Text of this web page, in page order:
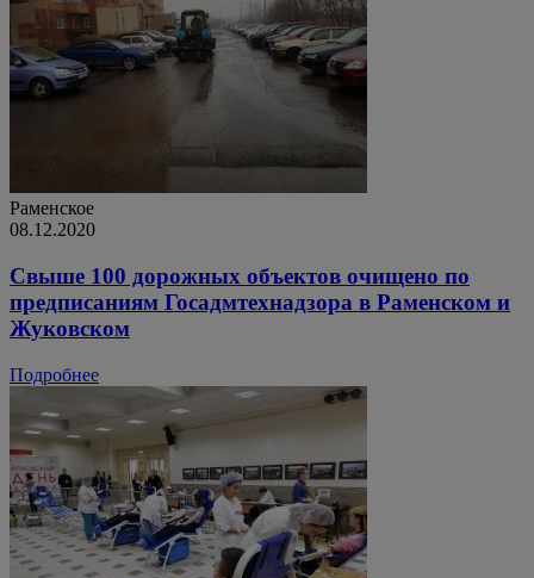
Раменское
08.12.2020
Свыше 100 дорожных объектов очищено по
предписаниям Госадмтехнадзора в Раменском и
Жуковском
Подробнее